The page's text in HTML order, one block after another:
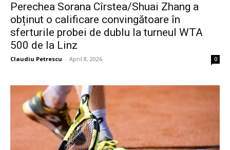
Perechea Sorana Cîrstea/Shuai Zhang a
obținut o calificare convingătoare în
sferturile probei de dublu la turneul WTA
500 de la Linz
Claudiu Petrescu - April 8, 2026 0